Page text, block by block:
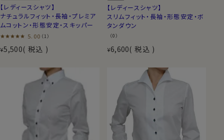
【レディースシャツ】
ナチュラルフィット・長袖・プレミア
ムコットン・形態安定・スキッパー
5.00 （1）
¥5,500 税込
【レディースシャツ】
スリムフィット・長袖・形態安定・ボ
タンダウン
（0）
¥6,600 税込